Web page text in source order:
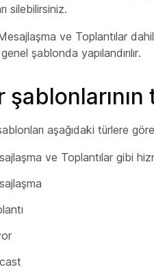
silebilirsiniz.
ve Toplantılar
şablonda yapılandırılır.
aşağıdaki türlere
ve Toplantılar gibi